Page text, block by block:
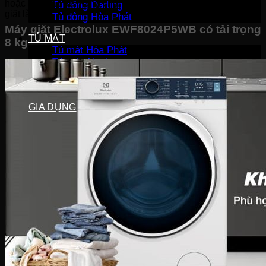
Tủ đông Darling
Tủ đông Hòa Phát
TỦ MÁT
Tủ mát Hòa Phát
Tủ mát Alaska
Tủ mát Sanaky
Tủ mát Darling
GIA DỤNG
Sản phẩm mùa vụ
Quạt điều hòa
Quạt điện
Máy hút ẩm
Đèn sưởi
Máy sưởi
Bình tắm nóng lạnh
Thiết bị gia đình
Máy lọc nước
Lõi lọc nước
Cây nước
Ấm siêu tốc
hoặc tiền bạc để mang chúng đến tiệm giặt khô hoặc tiệm
Máy giặt Electrolux EWF8024P5WB có tải trọng
8 kg